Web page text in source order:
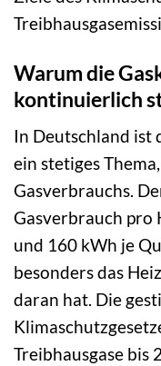
Warum die
kontinuierlich
In Deutschland ist
ein stetiges
Gasverbrauchs.
Gasverbrauch pro
und 160 kWh je
besonders das
daran hat. Die
Treibhausgase bis